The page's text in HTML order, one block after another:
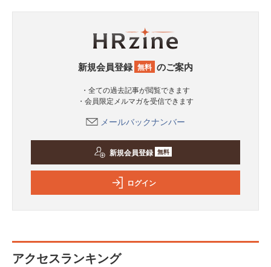
新規会員登録 無料 のご案内
・全ての過去記事が閲覧できます
・会員限定メルマガを受信できます
メールバックナンバー
新規会員登録 無料
ログイン
アクセスランキング